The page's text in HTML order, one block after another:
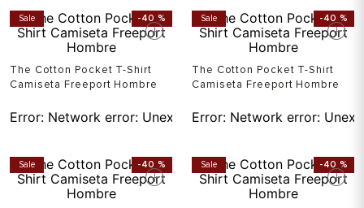
Sale -40 %
The Cotton Pocket T-Shirt
Camiseta Freeport Hombre
Error: Network error: Unexpected token T in JSON at
Sale -40 %
The Cotton Pocket T-Shirt
Camiseta Freeport Hombre
Error: Network error:
Sale -40 % Sale -40 %